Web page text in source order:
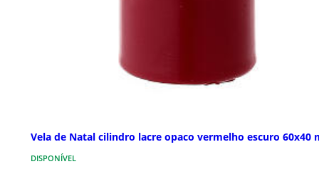
Vela de Natal cilindro lacre opaco vermelho escuro 60x40
DISPONÍVEL